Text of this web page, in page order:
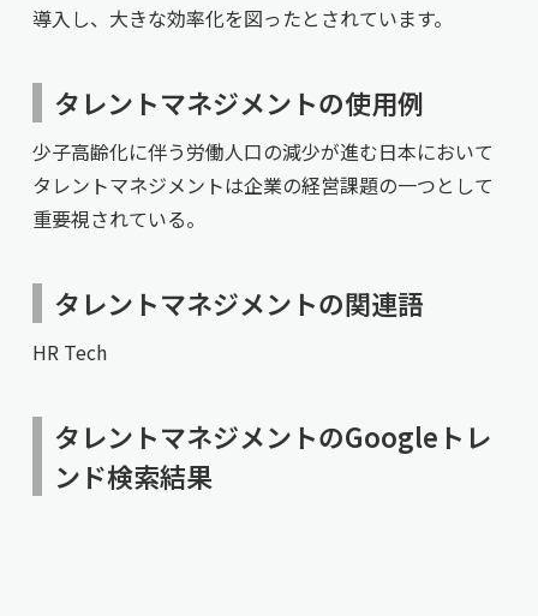
導入し、大きな効率化を図ったとされています。
タレントマネジメントの使用例
少子高齢化に伴う労働人口の減少が進む日本において
タレントマネジメントは企業の経営課題の一つとして
重要視されている。
タレントマネジメントの関連語
HR Tech
タレントマネジメントのGoogleトレ
ンド検索結果